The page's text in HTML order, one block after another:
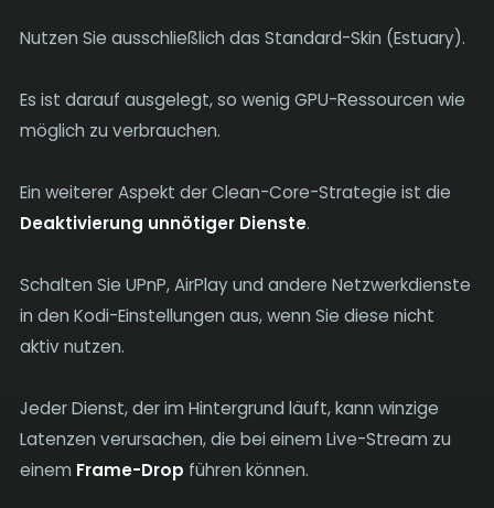
Nutzen Sie ausschließlich das Standard-Skin (Estuary).
Es ist darauf ausgelegt, so wenig GPU-Ressourcen wie
möglich zu verbrauchen.
Ein weiterer Aspekt der Clean-Core-Strategie ist die
Deaktivierung unnötiger Dienste.
Schalten Sie UPnP, AirPlay und andere Netzwerkdienste
in den Kodi-Einstellungen aus, wenn Sie diese nicht
aktiv nutzen.
Jeder Dienst, der im Hintergrund läuft, kann winzige
Latenzen verursachen, die bei einem Live-Stream zu
einem Frame-Drop führen können.